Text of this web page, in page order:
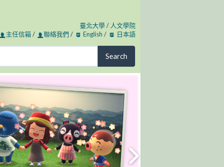
臺北大學/ 人文學院
主任信箱/ 聯絡我們 / English / 日本語
Search